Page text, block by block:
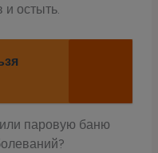
остыть.
паровую баню